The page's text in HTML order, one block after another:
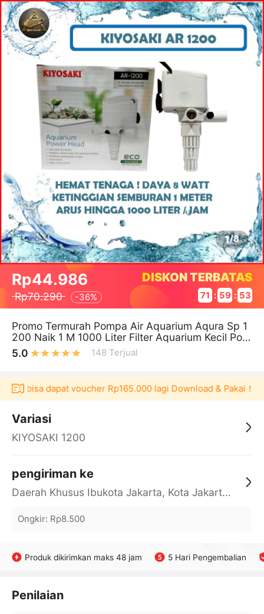
1/8
Rp44.986
Rp70.290 -36%
DISKON TERBATAS
71 : 59 : 52
Promo Termurah Pompa Air Aquarium Aqura Sp 1
200 Naik 1 M 1000 Liter Filter Aquarium Kecil Pom
pa Air Hidroponik Aquarium
5.0 148 Terjual
bisa dapat voucher Rp165.000 lagi Download & Pakai！
Variasi
KIYOSAKI 1200
pengiriman ke
Daerah Khusus Ibukota Jakarta, Kota Jakarta Barat, Cengkareng, yy
Ongkir: Rp8.500
Produk dikirimkan maks 48 jam 5 Hari Pengembalian
Penilaian